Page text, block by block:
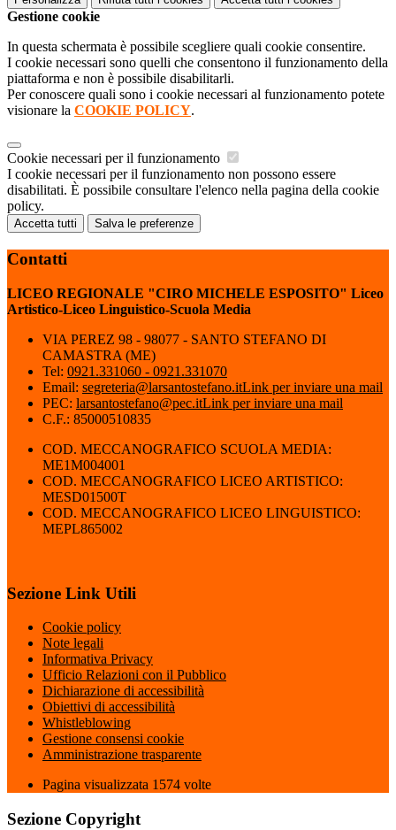
Gestione cookie
In questa schermata è possibile scegliere quali cookie consentire.
I cookie necessari sono quelli che consentono il funzionamento della
piattaforma e non è possibile disabilitarli.
Per conoscere quali sono i cookie necessari al funzionamento potete
visionare la COOKIE POLICY.
Cookie necessari per il funzionamento
I cookie necessari per il funzionamento non possono essere
disabilitati. È possibile consultare l'elenco nella pagina della cookie
policy.
Accetta tutti Salva le preferenze
Contatti
LICEO REGIONALE "CIRO MICHELE ESPOSITO" Liceo
Artistico-Liceo Linguistico-Scuola Media
VIA PEREZ 98 - 98077 - SANTO STEFANO DI
CAMASTRA (ME)
Tel: 0921.331060 - 0921.331070
Email: segreteria@larsantostefano.itLink per inviare una mail
PEC: larsantostefano@pec.itLink per inviare una mail
C.F.: 85000510835
COD. MECCANOGRAFICO SCUOLA MEDIA:
ME1M004001
COD. MECCANOGRAFICO LICEO ARTISTICO:
MESD01500T
COD. MECCANOGRAFICO LICEO LINGUISTICO:
MEPL865002
Sezione Link Utili
Cookie policy
Note legali
Informativa Privacy
Ufficio Relazioni con il Pubblico
Dichiarazione di accessibilità
Obiettivi di accessibilità
Whistleblowing
Gestione consensi cookie
Amministrazione trasparente
Pagina visualizzata 1574 volte
Sezione Copyright